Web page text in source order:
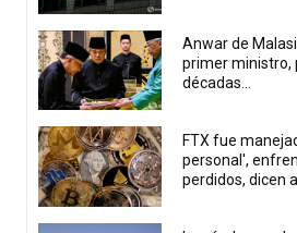
Anwar de
primer ministro,
décadas...
FTX fue
personal',
perdidos, dicen